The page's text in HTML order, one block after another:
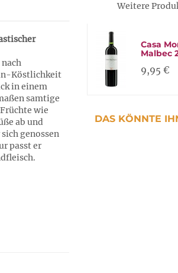
Köstlichkeit
in einem
samtige
wie
ab und
genossen
passt er
Weitere
Casa
Malbec
9,95 €
DAS KÖNNTE